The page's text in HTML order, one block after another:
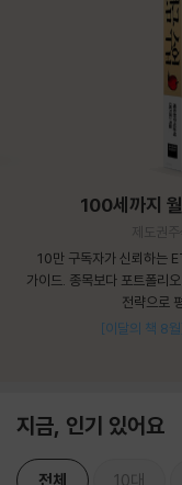
100세까지
제도권
10만 구독자가 신뢰하는
가이드. 종목보다 포트폴리
전략으로
[이달의 책 8
지금, 인기 있어요
전체 10대